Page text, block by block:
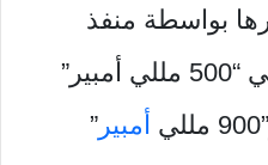
بواسطة منفذ
“USB 1” أو “USB 2” هي “500 مللي أمبير”
أمبير ”